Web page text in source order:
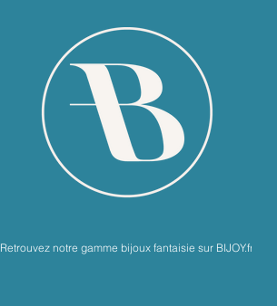
Retrouvez notre gamme bijoux fantaisie sur BIJOY.fr